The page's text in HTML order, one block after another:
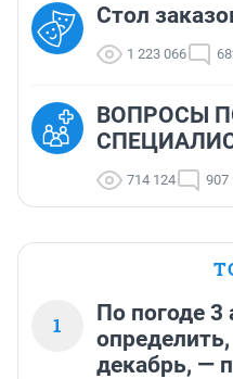
Стол
1 223 066
ВОПРОСЫ
714 124 907
1
По погоде
декабрь, —